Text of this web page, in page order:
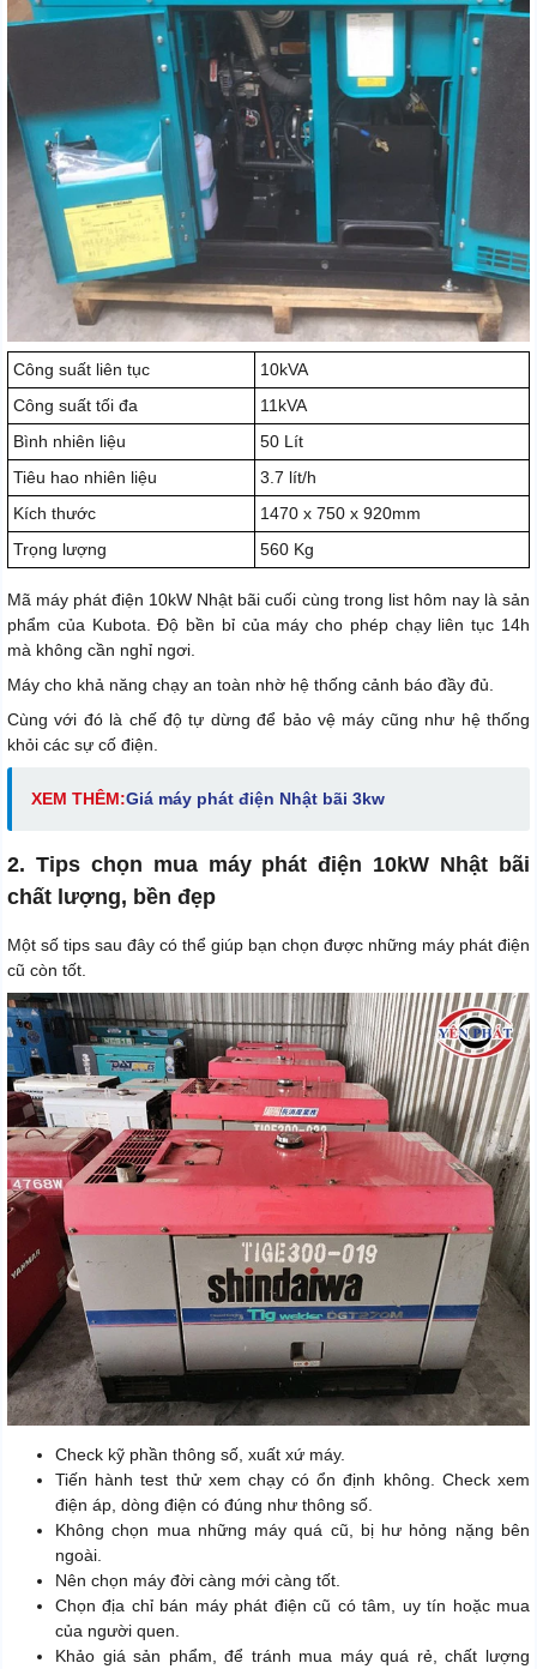
Công suất liên tục
10kVA
Công suất tối đa
11kVA
Bình nhiên liệu
50 Lít
Tiêu hao nhiên liệu
3.7 lít/h
Kích thước
1470 x 750 x 920mm
Trọng lượng
560 Kg
Mã máy phát điện 10kW Nhật bãi cuối cùng trong list hôm nay là sản
phẩm của Kubota. Độ bền bỉ của máy cho phép chạy liên tục 14h
mà không cần nghỉ ngơi.
Máy cho khả năng chạy an toàn nhờ hệ thống cảnh báo đầy đủ.
Cùng với đó là chế độ tự dừng để bảo vệ máy cũng như hệ thống
khỏi các sự cố điện.
XEM THÊM:Giá máy phát điện Nhật bãi 3kw
2. Tips chọn mua máy phát điện 10kW Nhật bãi
chất lượng, bền đẹp
Một số tips sau đây có thể giúp bạn chọn được những máy phát điện
cũ còn tốt.
Check kỹ phần thông số, xuất xứ máy.
Tiến hành test thử xem chạy có ổn định không. Check xem
điện áp, dòng điện có đúng như thông số.
Không chọn mua những máy quá cũ, bị hư hỏng nặng bên
ngoài.
Nên chọn máy đời càng mới càng tốt.
Chọn địa chỉ bán máy phát điện cũ có tâm, uy tín hoặc mua
của người quen.
Khảo giá sản phẩm, để tránh mua máy quá rẻ, chất lượng